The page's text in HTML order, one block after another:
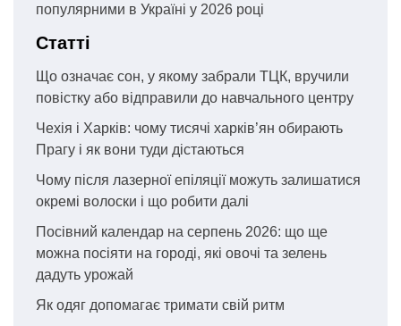
популярними в Україні у 2026 році
Статті
Що означає сон, у якому забрали ТЦК, вручили
повістку або відправили до навчального центру
Чехія і Харків: чому тисячі харків’ян обирають
Прагу і як вони туди дістаються
Чому після лазерної епіляції можуть залишатися
окремі волоски і що робити далі
Посівний календар на серпень 2026: що ще
можна посіяти на городі, які овочі та зелень
дадуть урожай
Як одяг допомагає тримати свій ритм